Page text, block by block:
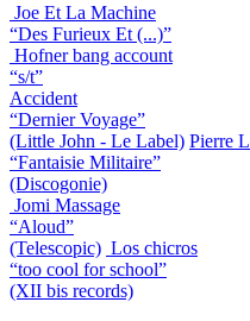
Joe Et La Machine
“Des Furieux Et (...)”
Hofner bang account
“s/t”
Accident
“Dernier Voyage”
(Little John - Le Label) Pierre
“Fantaisie Militaire”
(Discogonie)
Jomi Massage
“Aloud”
(Telescopic) Los chicros
“too cool for school”
(XII bis records)